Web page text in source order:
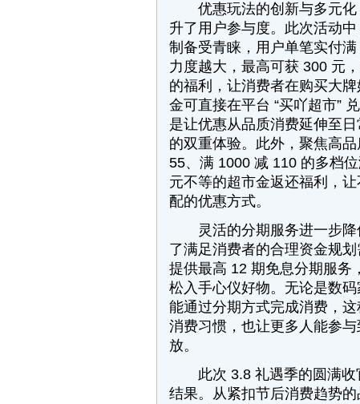
优惠玩法的创新与多元化
升了用户参与度。此次活动
制备受青睐，用户单笔实付
力度越大，最高可获 300 元
的福利，让消费者在购买大
金可直接在平台 “买吖超市”
是让优惠从品质消费延伸至
的双重体验。此外，聚焦高
55、满 1000 减 110 的多档
元不等的超市金返还福利，
配的优惠方式。
灵活的分期服务进一步降
了满足消费者的合理资金规
提供最高 12 期免息分期服务
松入手心仪好物。无论是数
能通过分期方式完成消费，
消费习惯，也让更多人能参
放。
此次 3.8 礼遇季的圆满收
结果。从紧扣节后消费趋势